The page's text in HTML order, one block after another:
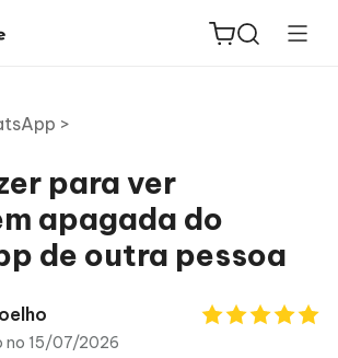
Novo
>
para ver
apagada do
de outra pessoa
no 15/07/2026